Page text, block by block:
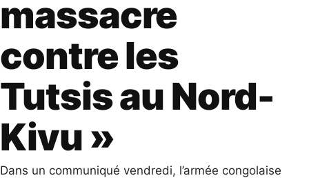
massacre
contre les
Tutsis au Nord-
Kivu »
Dans un communiqué vendredi, l’armée congolaise